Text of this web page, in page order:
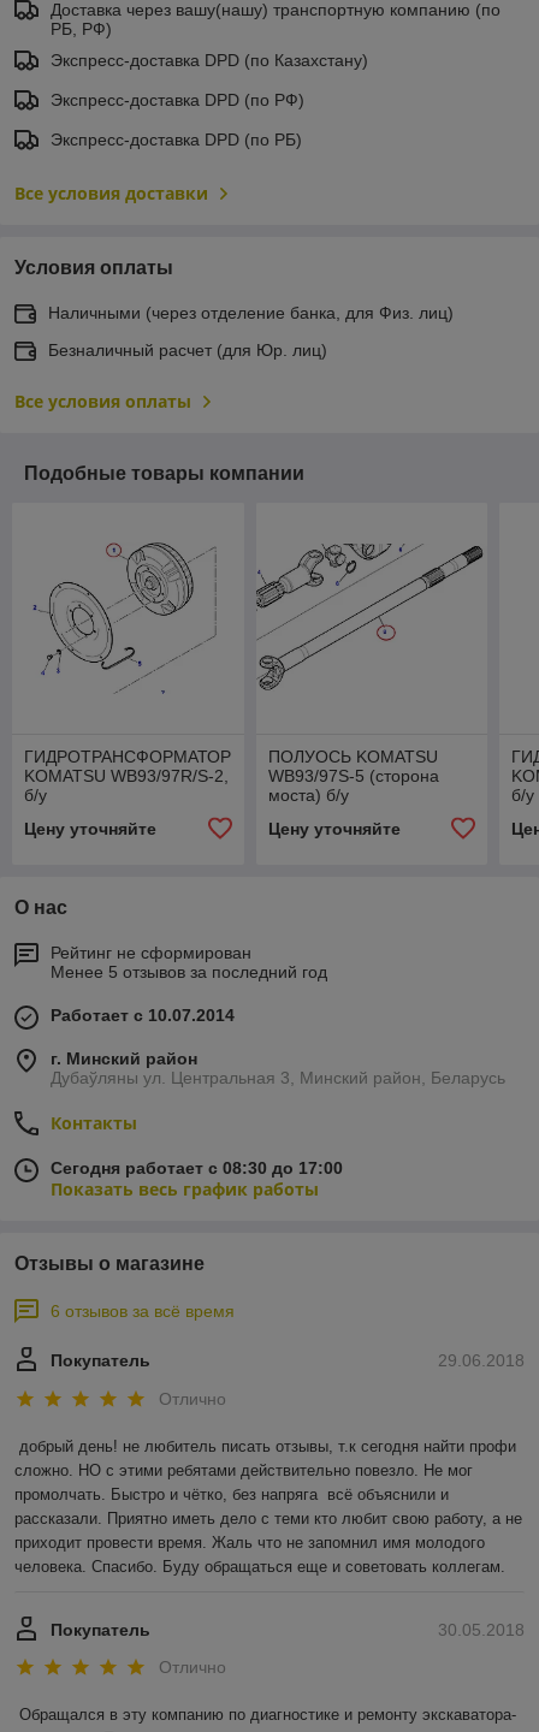
Доставка через вашу(нашу) транспортную компанию (по
РБ, РФ)
Экспресс-доставка DPD (по Казахстану)
Экспресс-доставка DPD (по РФ)
Экспресс-доставка DPD (по РБ)
Все условия доставки
Условия оплаты
Наличными (через отделение банка, для Физ. лиц)
Безналичный расчет (для Юр. лиц)
Все условия оплаты
Подобные товары компании
ГИДРОТРАНСФОРМАТОР
KOMATSU WB93/97R/S-2,
б/у
Цену уточняйте
ПОЛУОСЬ KOMATSU
WB93/97S-5 (сторона
моста) б/у
Цену уточняйте
б/у
О нас
Рейтинг не сформирован
Менее 5 отзывов за последний год
Работает с 10.07.2014
г. Минский район
Дубаўляны ул. Центральная 3, Минский район, Беларусь
Контакты
Сегодня работает с 08:30 до 17:00
Показать весь график работы
Отзывы о магазине
6 отзывов за всё время
29.06.2018
Покупатель
Отлично
добрый день! не любитель писать отзывы, т.к сегодня найти профи
сложно. НО с этими ребятами действительно повезло. Не мог
промолчать. Быстро и чётко, без напряга  всё объяснили и
рассказали. Приятно иметь дело с теми кто любит свою работу, а не
приходит провести время. Жаль что не запомнил имя молодого
человека. Спасибо. Буду обращаться еще и советовать коллегам.
30.05.2018
Покупатель
Отлично
Обращался в эту компанию по диагностике и ремонту экскаватора-